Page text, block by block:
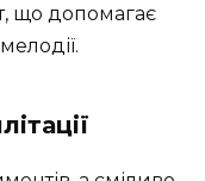
що допомагає